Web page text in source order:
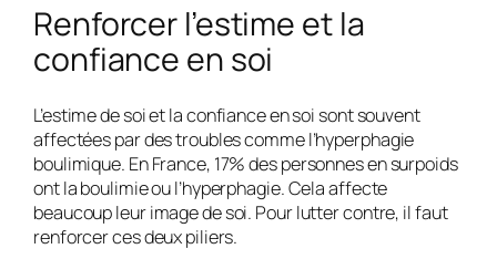
Renforcer l’estime et la
confiance en soi
L’estime de soi et la confiance en soi sont souvent
affectées par des troubles comme l’hyperphagie
boulimique. En France, 17% des personnes en surpoids
ont la boulimie ou l’hyperphagie. Cela affecte
beaucoup leur image de soi. Pour lutter contre, il faut
renforcer ces deux piliers.